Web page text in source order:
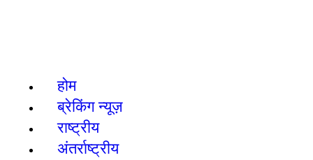
होम
ब्रेकिंग न्यूज़
राष्ट्रीय
अंतर्राष्ट्रीय